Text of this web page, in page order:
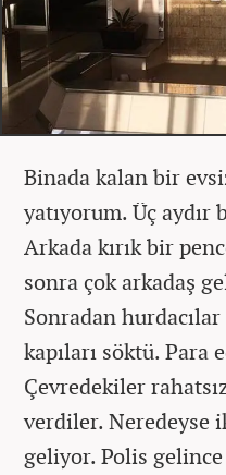
Binada kalan bir
yatıyorum. Üç aydır
Arkada kırık bir
sonra çok arkadaş
Sonradan
kapıları söktü. Para
Çevredekiler
verdiler. Neredeyse
geliyor. Polis